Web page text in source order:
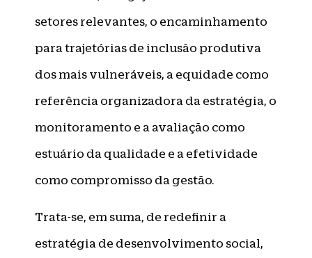
setores relevantes, o encaminhamento
para trajetórias de inclusão produtiva
dos mais vulneráveis, a equidade como
referência organizadora da estratégia, o
monitoramento e a avaliação como
estuário da qualidade e a efetividade
como compromisso da gestão.
Trata-se, em suma, de redefinir a
estratégia de desenvolvimento social,